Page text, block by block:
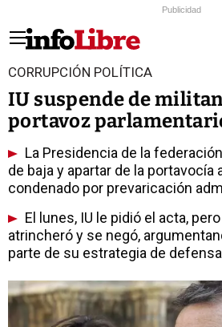
Publicidad
CORRUPCIÓN POLÍTICA
IU suspende de
portavoz
La Presidencia de la
de baja y apartar de la portavocía
condenado por prevaricación
El lunes, IU le pidió el acta,
atrincheró y se negó,
parte de su estrategia de defensa